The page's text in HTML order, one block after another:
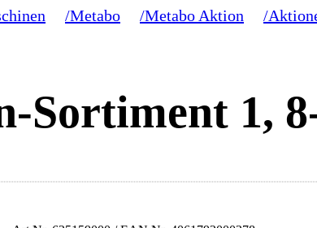
/Metabo /Metabo Aktion /
Sortiment 1,